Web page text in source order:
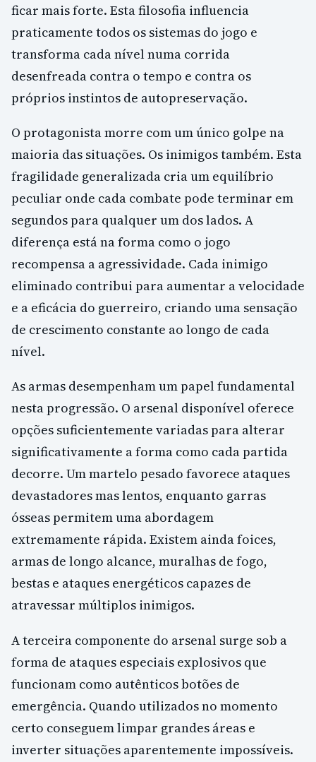
ficar mais forte. Esta filosofia influencia
praticamente todos os sistemas do jogo e
transforma cada nível numa corrida
desenfreada contra o tempo e contra os
próprios instintos de autopreservação.
O protagonista morre com um único golpe na
maioria das situações. Os inimigos também. Esta
fragilidade generalizada cria um equilíbrio
peculiar onde cada combate pode terminar em
segundos para qualquer um dos lados. A
diferença está na forma como o jogo
recompensa a agressividade. Cada inimigo
eliminado contribui para aumentar a velocidade
e a eficácia do guerreiro, criando uma sensação
de crescimento constante ao longo de cada
nível.
As armas desempenham um papel fundamental
nesta progressão. O arsenal disponível oferece
opções suficientemente variadas para alterar
significativamente a forma como cada partida
decorre. Um martelo pesado favorece ataques
devastadores mas lentos, enquanto garras
ósseas permitem uma abordagem
extremamente rápida. Existem ainda foices,
armas de longo alcance, muralhas de fogo,
bestas e ataques energéticos capazes de
atravessar múltiplos inimigos.
A terceira componente do arsenal surge sob a
forma de ataques especiais explosivos que
funcionam como autênticos botões de
emergência. Quando utilizados no momento
certo conseguem limpar grandes áreas e
inverter situações aparentemente impossíveis.